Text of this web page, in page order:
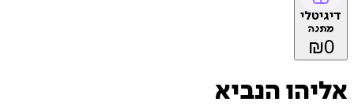
דיגיטלי
מתנה
₪0
אליהו הנביא